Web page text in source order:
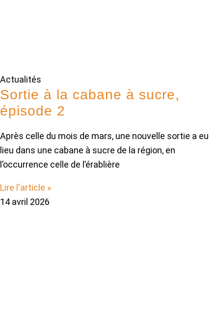
Actualités
Sortie à la cabane à sucre,
épisode 2
Après celle du mois de mars, une nouvelle sortie a eu
lieu dans une cabane à sucre de la région, en
l’occurrence celle de l’érablière
Lire l'article »
14 avril 2026